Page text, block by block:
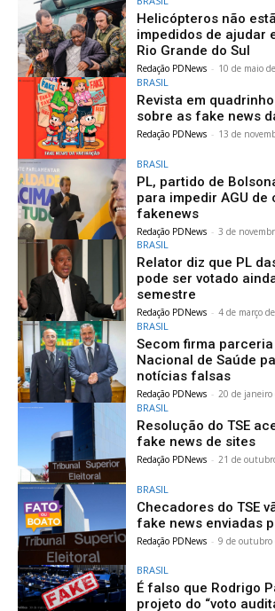
Helicópteros não
impedidos de ajudar
Rio Grande do Sul
Redação PDNews - 10 de maio
BRASIL
Revista em
sobre as fake news
Redação PDNews - 13 de
BRASIL
PL, partido de
para impedir AGU de
fakenews
Redação PDNews - 3 de
BRASIL
Relator diz que PL
pode ser votado
semestre
Redação PDNews - 4 de março
BRASIL
Secom firma
Nacional de Saúde
notícias falsas
Redação PDNews - 20 de janeiro
BRASIL
Resolução do TSE
fake news de sites
Redação PDNews - 21 de
BRASIL
Checadores do TSE
fake news enviadas
Redação PDNews - 9 de outubro
BRASIL
É falso que Rodrigo
projeto do “voto